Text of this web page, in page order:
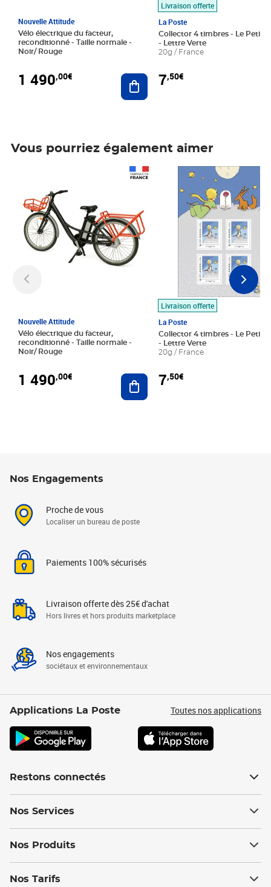
Nouvelle Attitude
Vélo électrique du facteur,
reconditionné - Taille normale -
Noir/ Rouge
1 490,00€ Ajouter au panier
Livraison offerte
La Poste
Collector 4 timbres - Le Petit
- Lettre Verte
20g / France
7,50€
Vous pourriez également aimer
Nouvelle Attitude
Vélo électrique du facteur,
reconditionné - Taille normale -
Noir/ Rouge
1 490,00€ Ajouter au panier
Livraison offerte
La Poste
Collector 4 timbres - Le Petit
- Lettre Verte
20g / France
7,50€
Prix 7,50€
Nos Engagements
Proche de vous
Localiser un bureau de poste
Paiements 100% sécurisés
Livraison offerte dès 25€ d'achat
Hors livres et hors produits marketplace
Nos engagements
sociétaux et environnementaux
Applications La Poste Toutes nos applications
Restons connectés
Nos Services
Nos Produits
Nos Tarifs